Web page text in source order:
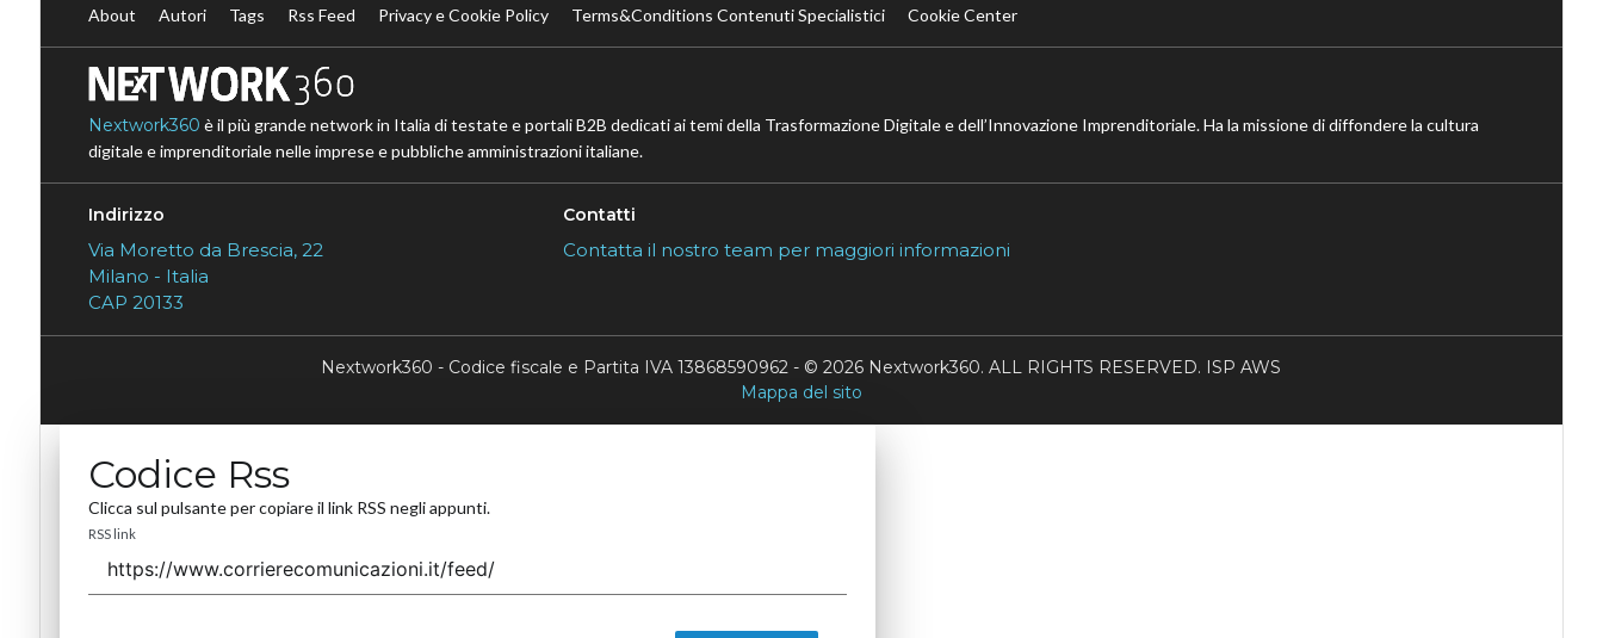
About Autori Tags Rss Feed Privacy e Cookie Policy Terms&Conditions Contenuti Specialistici Cookie Center
Nextwork360 è il più grande network in Italia di testate e portali B2B dedicati ai temi della Trasformazione Digitale e dell’Innovazione Imprenditoriale. Ha la missione di diffondere la cultura
digitale e imprenditoriale nelle imprese e pubbliche amministrazioni italiane.
Indirizzo
Via Moretto da Brescia, 22
Milano - Italia
CAP 20133
Contatti
Contatta il nostro team per maggiori informazioni
Nextwork360 - Codice fiscale e Partita IVA 13868590962 - © 2026 Nextwork360. ALL RIGHTS RESERVED. ISP AWS
Mappa del sito
Codice Rss
Clicca sul pulsante per copiare il link RSS negli appunti.
RSS link